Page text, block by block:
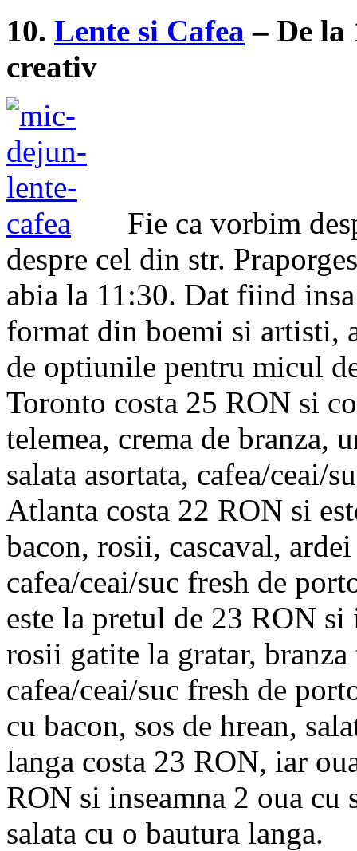
10. Lente si Cafea – De la
creativ
Fie ca vorbim
despre cel din str.
abia la 11:30. Dat fiind
format din boemi si artisti,
de optiunile pentru micul
Toronto costa 25 RON si
telemea, crema de branza,
salata asortata, cafea/ceai/
Atlanta costa 22 RON si
bacon, rosii, cascaval,
cafea/ceai/suc fresh de
este la pretul de 23 RON
rosii gatite la gratar, branza
cafea/ceai/suc fresh de
cu bacon, sos de hrean,
langa costa 23 RON, iar
RON si inseamna 2 oua cu
salata cu o bautura langa.